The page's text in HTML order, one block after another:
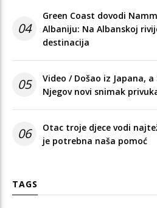
04
Green Coast dovodi
Albaniju: Na Albanskoj
destinacija
05
Video / Došao iz Japana,
Njegov novi snimak
06
Otac troje djece vodi
je potrebna naša pomoć
TAGS